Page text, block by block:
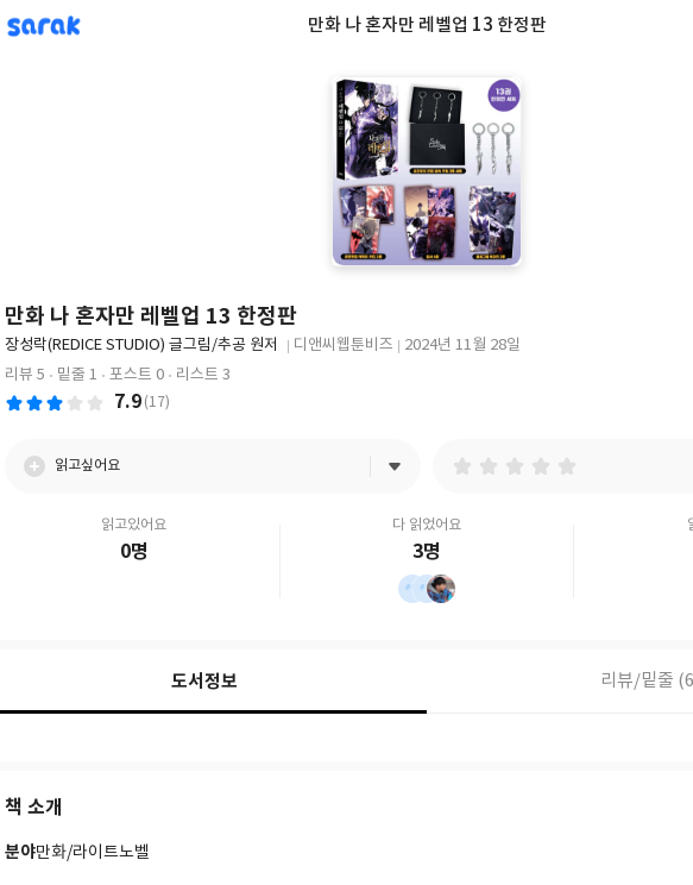
sarak 만화 나 혼자만 레벨업 13 한정판
만화 나 혼자만 레벨업 13 한정판
글
쓴
장성락(REDICE STUDIO) 글그림/추공 원저
디앤씨웹툰비즈
2024년 11월 28일
리뷰 5
밑줄 1 포스트 0 리스트 3
7.9 (17)
읽고싶어요
읽고있어요
0명
다 읽었어요
3명
도서정보 리뷰/밑줄
책 소개
분야만화/라이트노벨